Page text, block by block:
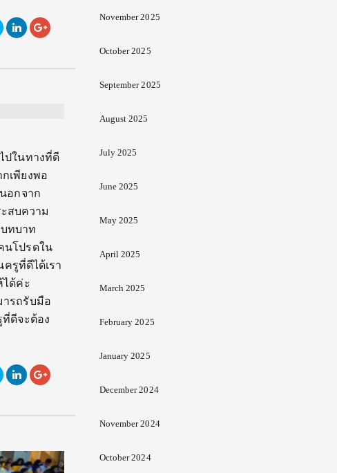
ปในทางที่ดี
เพียงพอ
อกจาก
สบความ
ทบาท
นโปรดใน
รูที่ดีได้เรา
ได้ค่ะ
ารถรับมือ
ดีจะต้อง
November 2025
October 2025
September 2025
August 2025
July 2025
June 2025
May 2025
April 2025
March 2025
February 2025
January 2025
December 2024
November 2024
October 2024